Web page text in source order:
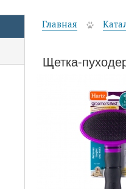
Вы здесь
Главная
Щетка-